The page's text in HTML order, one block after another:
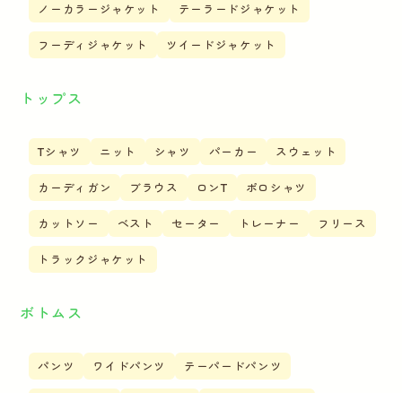
ノーカラージャケット テーラードジャケット
フーディジャケット ツイードジャケット
トップス
Tシャツ ニット シャツ パーカー スウェット
カーディガン ブラウス ロンT ポロシャツ
カットソー ベスト セーター トレーナー フリース
トラックジャケット
ボトムス
パンツ ワイドパンツ テーパードパンツ